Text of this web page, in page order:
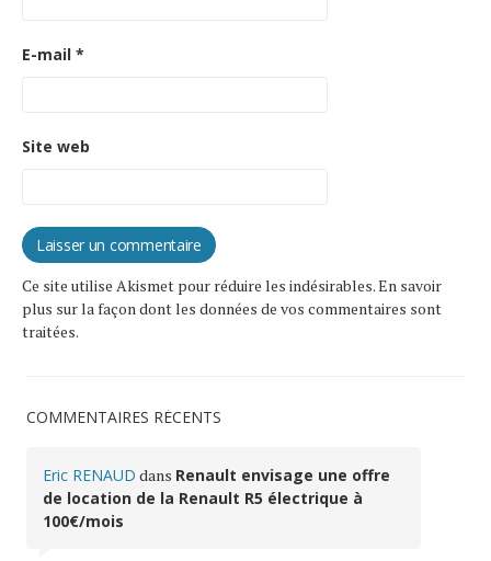
E-mail *
Site web
Ce site utilise Akismet pour réduire les indésirables.En savoir
plus sur la façon dont les données de vos commentaires sont
traitées.
COMMENTAIRES RÉCENTS
Eric RENAUD dans Renault envisage une offre
de location de la Renault R5 électrique à
100€/mois